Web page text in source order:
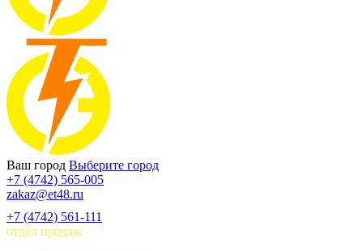
Ваш город Выберите город
+7 (4742) 565-005
zakaz@et48.ru
+7 (4742) 561-111
отдел продаж